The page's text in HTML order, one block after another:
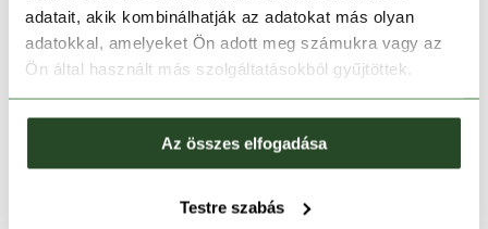
adatait, akik kombinálhatják az adatokat más olyan
adatokkal, amelyeket Ön adott meg számukra vagy az
Ön által használt más szolgáltatásokból gyűjtöttek.
Az összes elfogadása
Testre szabás
TERMÉKLEÍRÁS
TERMÉK RÉSZLETEK
HASONLÓ TERMÉKEK